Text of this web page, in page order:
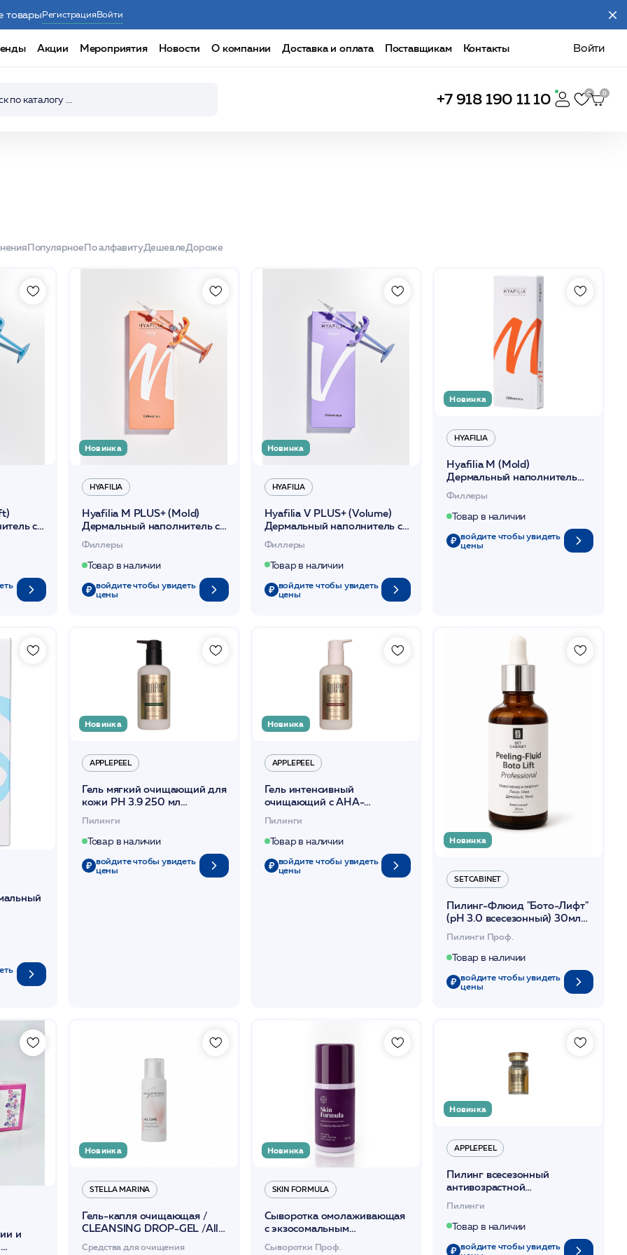
товарыРегистрацияВойти
Акции Мероприятия Новости О компании Доставка и оплата Поставщикам Контакты Войти
+7 918 190 11 10
ПопулярноеПо алфавитуДешевлеДороже
c
Новинка
HYAFILIA
Hyafilia M PLUS+ (Mold)
Дермальный наполнитель c
лидокаином 1мл
Филлеры
Товар в наличии
войдите чтобы увидеть
цены
Новинка
HYAFILIA
Hyafilia V PLUS+ (Volume)
Дермальный наполнитель c
лидокаином 1мл
Филлеры
Товар в наличии
войдите чтобы увидеть
цены
Новинка
HYAFILIA
Hyafilia M (Mold)
Дермальный наполнитель
1мл
Филлеры
Товар в наличии
войдите чтобы увидеть
цены
Новинка
APPLEPEEL
Гель мягкий очищающий для
кожи PH 3.9 250 мл
/ApplePeel/
Пилинги
Товар в наличии
войдите чтобы увидеть
цены
Новинка
APPLEPEEL
Гель интенсивный
очищающий с АНА-
КИСЛОТАМИ PH 3.9 250 мл
/ApplePeel/
Пилинги
Товар в наличии
войдите чтобы увидеть
цены
Новинка
SETCABINET
Пилинг-Флюид "Бото-Лифт"
(pH 3.0 всесезонный) 30мл
/SetCabinet
Пилинги Проф.
Товар в наличии
войдите чтобы увидеть
цены
и
Новинка
STELLA MARINA
Гель-капля очищающая /
CLEANSING DROP-GEL /All
Care / Skin Mechanics
Средства для очищения
Новинка
SKIN FORMULA
Сыворотка омолаживающая
с экзосомальным
комплексом и пептидами
Сыворотки Проф.
Новинка
APPLEPEEL
Пилинг всесезонный
антивозрастной
Пилинги
Товар в наличии
войдите чтобы увидеть